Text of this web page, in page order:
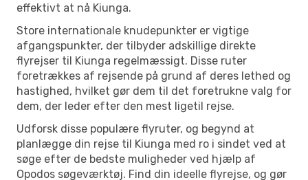
effektivt at nå Kiunga.
Store internationale knudepunkter er vigtige
afgangspunkter, der tilbyder adskillige direkte
flyrejser til Kiunga regelmæssigt. Disse ruter
foretrækkes af rejsende på grund af deres lethed og
hastighed, hvilket gør dem til det foretrukne valg for
dem, der leder efter den mest ligetil rejse.
Udforsk disse populære flyruter, og begynd at
planlægge din rejse til Kiunga med ro i sindet ved at
søge efter de bedste muligheder ved hjælp af
Opodos søgeværktøj. Find din ideelle flyrejse, og gør